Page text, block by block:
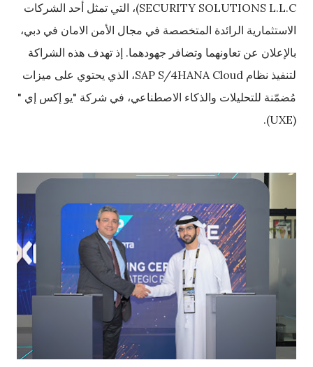
SECURITY SOLUTIONS L.L.C)، التي تمثل أحد الشركات
الاستثمارية الرائدة المتخصصة في مجال الأمن الامان في دبي،
بالإعلان عن تعاونهما وتضافر جهودهما. إذ تهدف هذه الشراكة
لتنفيذ نظام SAP S/4HANA Cloud، الذي يحتوي على ميزات
مُضمّنة للتحليلات والذكاء الاصطناعي، في شركة "يو إكس إي "
(UXE).